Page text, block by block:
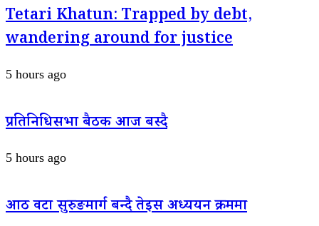
Tetari Khatun: Trapped by debt,
wandering around for justice
5 hours ago
प्रतिनिधिसभा बैठक आज बस्दै
5 hours ago
आठ वटा सुरुङमार्ग बन्दै तेइस अध्ययन क्रममा